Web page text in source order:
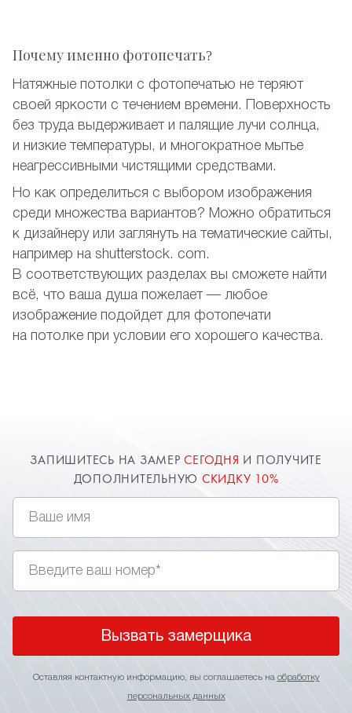
Почему именно фотопечать?
Натяжные потолки с фотопечатью не теряют
своей яркости с течением времени. Поверхность
без труда выдерживает и палящие лучи солнца,
и низкие температуры, и многократное мытье
неагрессивными чистящими средствами.
Но как определиться с выбором изображения
среди множества вариантов? Можно обратиться
к дизайнеру или заглянуть на тематические сайты,
например на shutterstock. com.
В соответствующих разделах вы сможете найти
всё, что ваша душа пожелает — любое
изображение подойдет для фотопечати
на потолке при условии его хорошего качества.
ЗАПИШИТЕСЬ НА ЗАМЕРСЕГОДНЯ И ПОЛУЧИТЕ
ДОПОЛНИТЕЛЬНУЮ СКИДКУ 10%
Вызвать замерщика
Оставляя контактную информацию, вы соглашаетесь на обработку
персональных данных